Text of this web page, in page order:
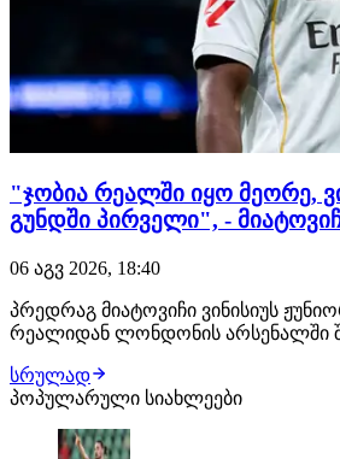
"ჯობია რეალში იყო მეორე,
გუნდში პირველი", -
06 აგვ 2026, 18:40
პრედრაგ მიატოვიჩი ვინისიუს
რეალიდან ლონდონის არსენალში
აზრით, ნებისმიერი
კლუბში" თუნდაც მე-2 ნომრად ყოფნა
ნებისმიერ გუნდში ლიდერად
ნომერი…
სრულად
პოპულარული სიახლეები